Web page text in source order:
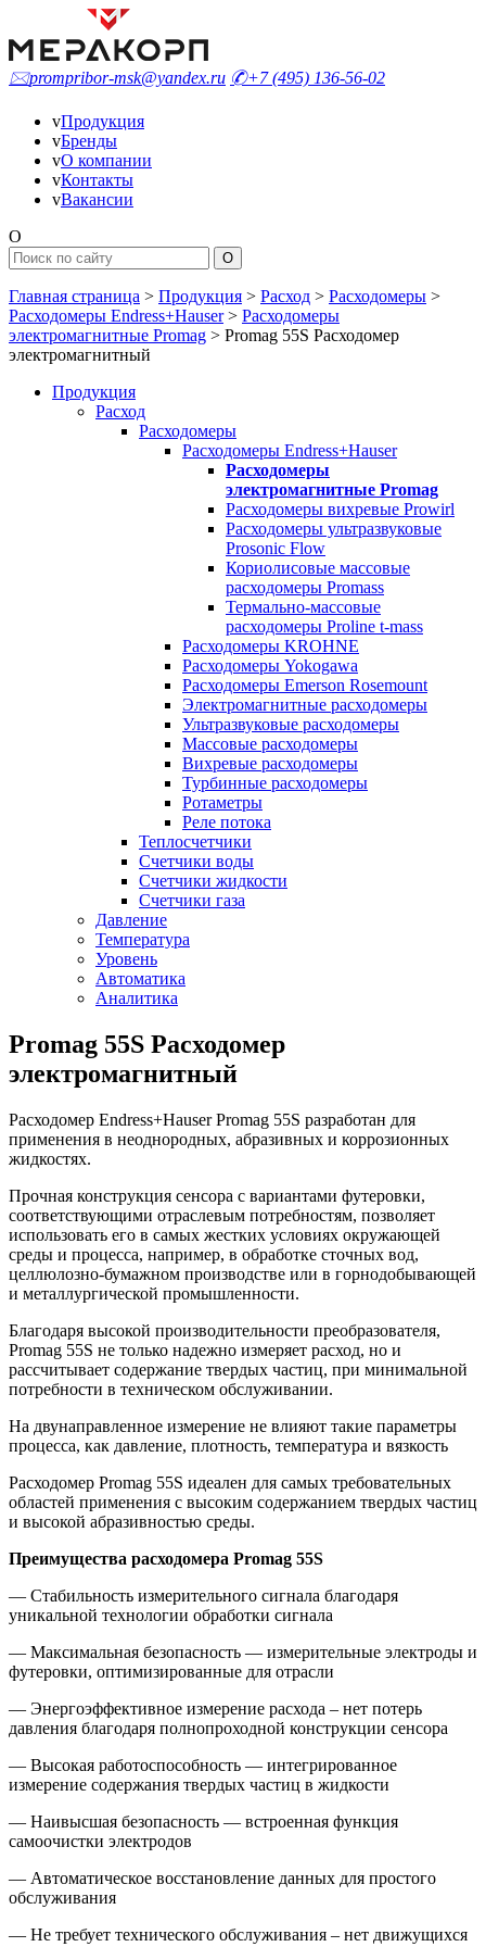
🖂prompribor-msk@yandex.ru ✆+7 (495) 136-56-02
vПродукция
vБренды
vО компании
vКонтакты
vВакансии
O
Главная страница > Продукция > Расход > Расходомеры >
Расходомеры Endress+Hauser > Расходомеры
электромагнитные Promag > Promag 55S Расходомер
электромагнитный
Продукция
Расход
Расходомеры
Расходомеры Endress+Hauser
Расходомеры
электромагнитные Promag
Расходомеры вихревые Prowirl
Расходомеры ультразвуковые
Prosonic Flow
Кориолисовые массовые
расходомеры Promass
Термально-массовые
расходомеры Proline t-mass
Расходомеры KROHNE
Расходомеры Yokogawa
Расходомеры Emerson Rosemount
Электромагнитные расходомеры
Ультразвуковые расходомеры
Массовые расходомеры
Вихревые расходомеры
Турбинные расходомеры
Ротаметры
Реле потока
Теплосчетчики
Счетчики воды
Счетчики жидкости
Счетчики газа
Давление
Температура
Уровень
Автоматика
Аналитика
Promag 55S Расходомер
электромагнитный
Расходомер Endress+Hauser Promag 55S разработан для
применения в неоднородных, абразивных и коррозионных
жидкостях.
Прочная конструкция сенсора с вариантами футеровки,
соответствующими отраслевым потребностям, позволяет
использовать его в самых жестких условиях окружающей
среды и процесса, например, в обработке сточных вод,
целлюлозно-бумажном производстве или в горнодобывающей
и металлургической промышленности.
Благодаря высокой производительности преобразователя,
Promag 55S не только надежно измеряет расход, но и
рассчитывает содержание твердых частиц, при минимальной
потребности в техническом обслуживании.
На двунаправленное измерение не влияют такие параметры
процесса, как давление, плотность, температура и вязкость
Расходомер Promag 55S идеален для самых требовательных
областей применения с высоким содержанием твердых частиц
и высокой абразивностью среды.
Преимущества расходомера Promag 55S
— Стабильность измерительного сигнала благодаря
уникальной технологии обработки сигнала
— Максимальная безопасность — измерительные электроды и
футеровки, оптимизированные для отрасли
— Энергоэффективное измерение расхода – нет потерь
давления благодаря полнопроходной конструкции сенсора
— Высокая работоспособность — интегрированное
измерение содержания твердых частиц в жидкости
— Наивысшая безопасность — встроенная функция
самоочистки электродов
— Автоматическое восстановление данных для простого
обслуживания
— Не требует технического обслуживания – нет движущихся